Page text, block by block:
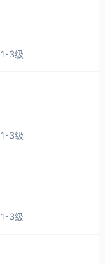
1-3级
1-3级
1-3级